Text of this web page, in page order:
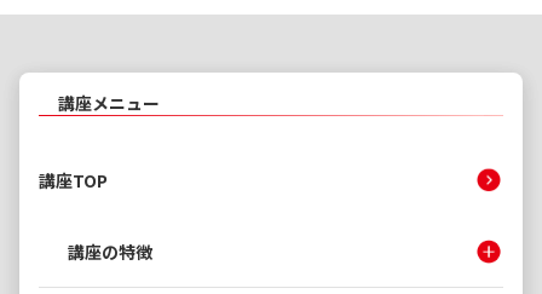
講座メニュー
講座TOP
講座の特徴